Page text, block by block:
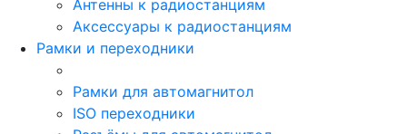
Антенны к радиостанциям
Аксессуары к радиостанциям
Рамки и переходники
Рамки для автомагнитол
ISO переходники